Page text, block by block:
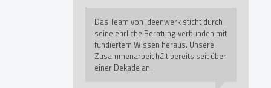
Das Team von Ideenwerk sticht durch
seine ehrliche Beratung verbunden mit
fundiertem Wissen heraus. Unsere
Zusammenarbeit hält bereits seit über
einer Dekade an.